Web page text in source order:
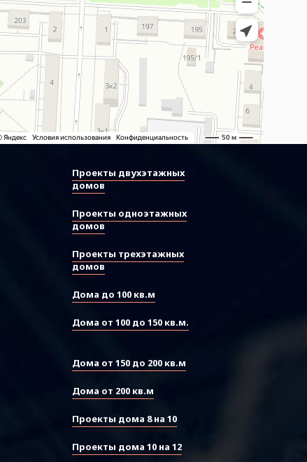
Проекты двухэтажных
домов
Проекты одноэтажных
домов
Проекты трехэтажных
домов
Дома до 100 кв.м
Дома от 100 до 150 кв.м.
Дома от 150 до 200 кв.м
Дома от 200 кв.м
Проекты дома 8 на 10
Проекты дома 10 на 12